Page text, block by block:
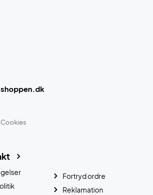
Cookies
Fortryd ordre
Reklamation